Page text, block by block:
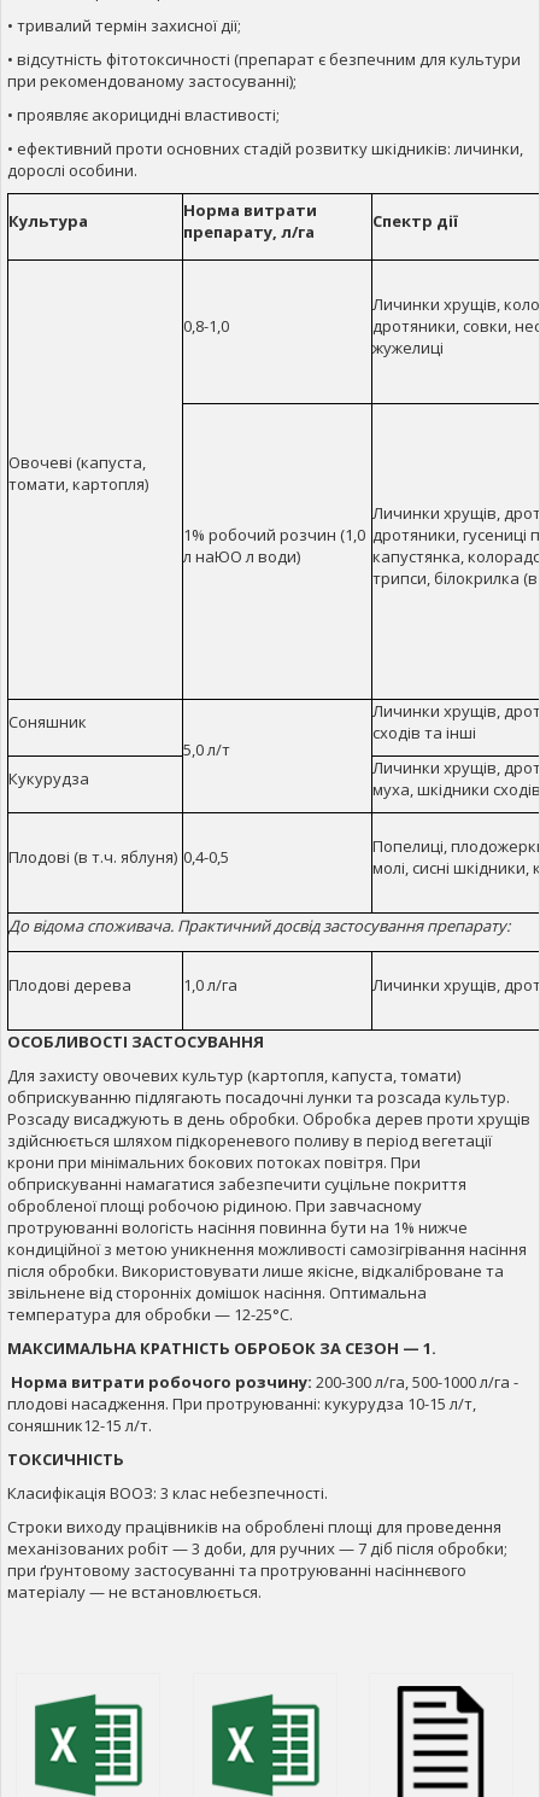
• тривалий термін захисної дії;
• відсутність фітотоксичності (препарат є безпечним для культури
при рекомендованому застосуванні);
• проявляє акорицидні властивості;
• ефективний проти основних стадій розвитку шкідників: личинки,
дорослі особини.
Культура
Норма витрати
препарату, л/га
Спектр дії
Овочеві (капуста,
томати, картопля)
0,8-1,0
Личинки хрущів,
дротяники, совки,
жужелиці
1% робочий розчин (1,0
л наЮО л води)
Личинки хрущів,
дротяники, гусениці
капустянка,
трипси, білокрилка
Соняшник
5,0 л/т
Личинки хрущів,
сходів та інші
Кукурудза
Личинки хрущів,
муха, шкідники сходів
Плодові (в т.ч. яблуня) 0,4-0,5
Попелиці,
молі, сисні шкідники,
До відома споживача. Практичний досвід застосування препарату:
Плодові дерева 1,0 л/га Личинки хрущів,
ОСОБЛИВОСТІ ЗАСТОСУВАННЯ
Для захисту овочевих культур (картопля, капуста, томати)
обприскуванню підлягають посадочні лунки та розсада культур.
Розсаду висаджують в день обробки. Обробка дерев проти хрущів
здійснюється шляхом підкореневого поливу в період вегетації
крони при мінімальних бокових потоках повітря. При
обприскуванні намагатися забезпечити суцільне покриття
обробленої площі робочою рідиною. При завчасному
протруюванні вологість насіння повинна бути на 1% нижче
кондиційної з метою уникнення можливості самозігрівання насіння
після обробки. Використовувати лише якісне, відкаліброване та
звільнене від сторонніх домішок насіння. Оптимальна
температура для обробки — 12-25°С.
МАКСИМАЛЬНА КРАТНІСТЬ ОБРОБОК ЗА СЕЗОН — 1.
Норма витрати робочого розчину: 200-300 л/га, 500-1000 л/га -
плодові насадження. При протруюванні: кукурудза 10-15 л/т,
соняшник12-15 л/т.
ТОКСИЧНІСТЬ
Класифікація ВООЗ: 3 клас небезпечності.
Строки виходу працівників на оброблені площі для проведення
механізованих робіт — 3 доби, для ручних — 7 діб після обробки;
при ґрунтовому застосуванні та протруюванні насіннєвого
матеріалу — не встановлюється.